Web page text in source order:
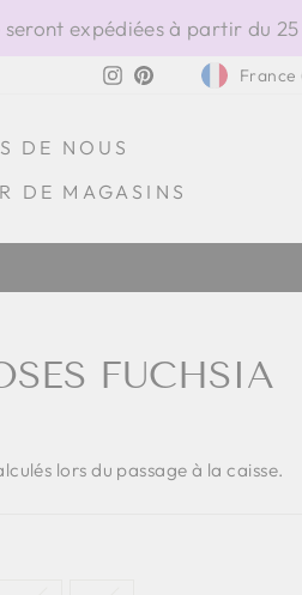
expédiées à partir du
Instagram
Pinterest France
DE NOUS
DE MAGASINS
FUCHSIA
lors du passage à la caisse.